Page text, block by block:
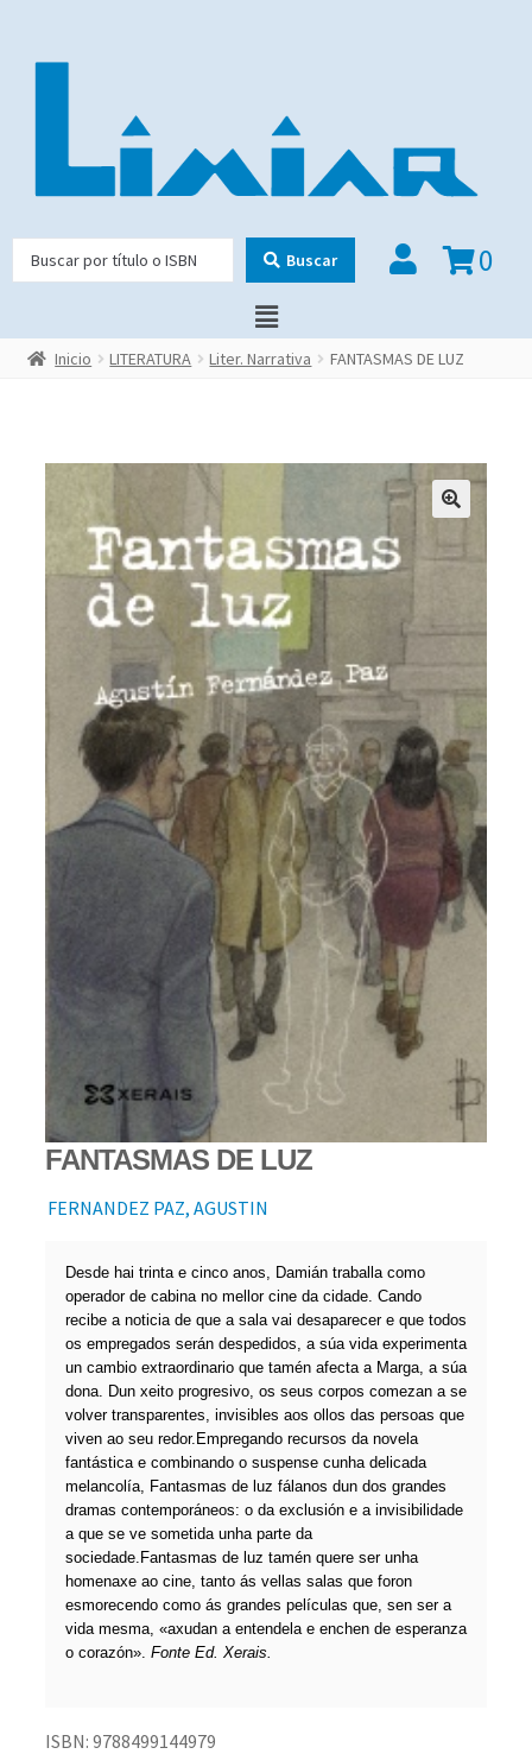
Buscar 0
Inicio LITERATURA Liter. Narrativa FANTASMAS DE LUZ
FANTASMAS DE LUZ
FERNANDEZ PAZ, AGUSTIN
Desde hai trinta e cinco anos, Damián traballa como
operador de cabina no mellor cine da cidade. Cando
recibe a noticia de que a sala vai desaparecer e que todos
os empregados serán despedidos, a súa vida experimenta
un cambio extraordinario que tamén afecta a Marga, a súa
dona. Dun xeito progresivo, os seus corpos comezan a se
volver transparentes, invisibles aos ollos das persoas que
viven ao seu redor.Empregando recursos da novela
fantástica e combinando o suspense cunha delicada
melancolía, Fantasmas de luz fálanos dun dos grandes
dramas contemporáneos: o da exclusión e a invisibilidade
a que se ve sometida unha parte da
sociedade.Fantasmas de luz tamén quere ser unha
homenaxe ao cine, tanto ás vellas salas que foron
esmorecendo como ás grandes películas que, sen ser a
vida mesma, «axudan a entendela e enchen de esperanza
o corazón». Fonte Ed. Xerais.
ISBN: 9788499144979